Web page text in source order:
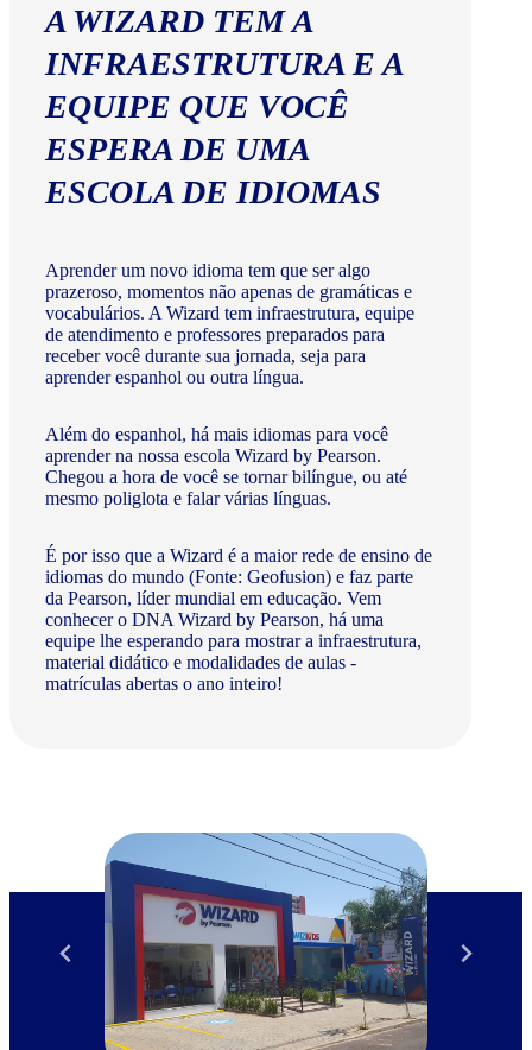
A WIZARD TEM A
INFRAESTRUTURA E A
EQUIPE QUE VOCÊ
ESPERA DE UMA
ESCOLA DE IDIOMAS
Aprender um novo idioma tem que ser algo
prazeroso, momentos não apenas de gramáticas e
vocabulários. A Wizard tem infraestrutura, equipe
de atendimento e professores preparados para
receber você durante sua jornada, seja para
aprender espanhol ou outra língua.
Além do espanhol, há mais idiomas para você
aprender na nossa escola Wizard by Pearson.
Chegou a hora de você se tornar bilíngue, ou até
mesmo poliglota e falar várias línguas.
É por isso que a Wizard é a maior rede de ensino de
idiomas do mundo (Fonte: Geofusion) e faz parte
da Pearson, líder mundial em educação. Vem
conhecer o DNA Wizard by Pearson, há uma
equipe lhe esperando para mostrar a infraestrutura,
material didático e modalidades de aulas -
matrículas abertas o ano inteiro!